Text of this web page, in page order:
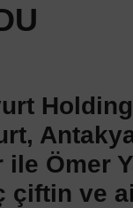
ile Ömer
çiftin ve